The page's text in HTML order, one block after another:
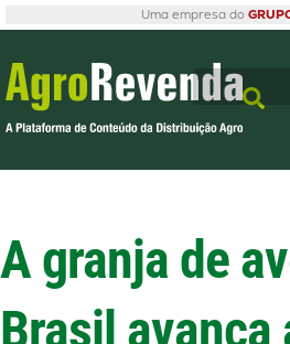
Uma empresa do
A granja de
Brasil avança